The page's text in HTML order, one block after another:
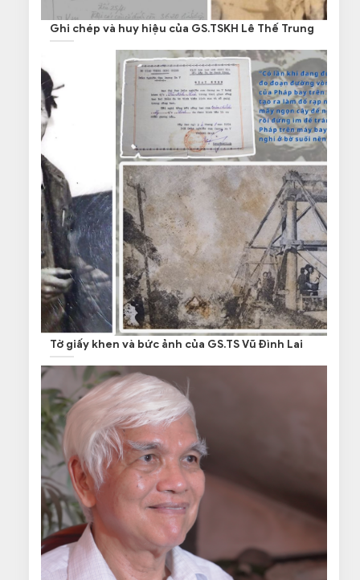
Ghi chép và huy hiệu của GS.TSKH Lê Thế Trung
Tờ giấy khen và bức ảnh của GS.TS Vũ Đình Lai